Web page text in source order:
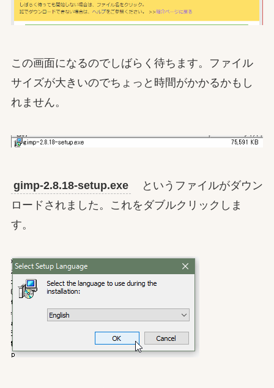
この画面になるのでしばらく待ちます。ファイル
サイズが大きいのでちょっと時間がかかるかもし
れません。
gimp-2.8.18-setup.exe
というファイルがダウン
ロードされました。これをダブルクリックしま
す。